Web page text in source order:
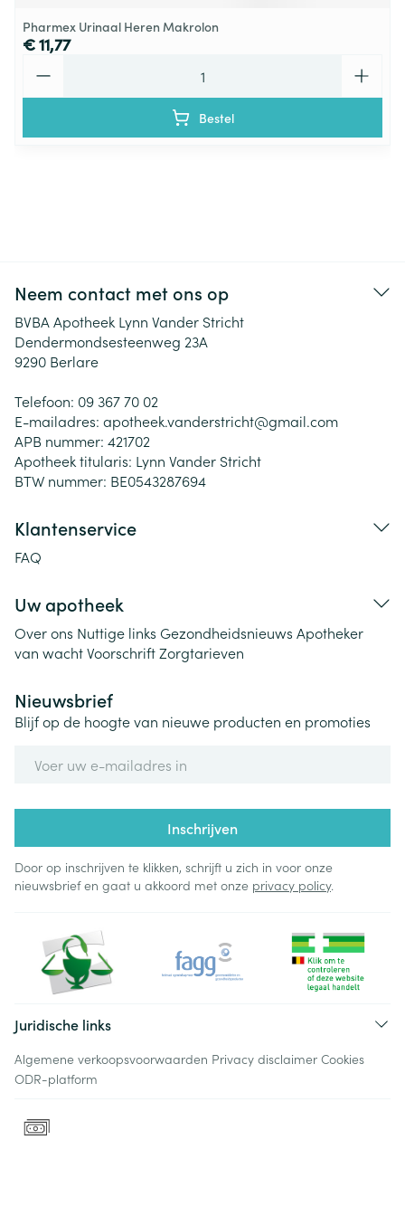
Pharmex Urinaal Heren Makrolon
€ 11,77
Bestel
Neem contact met ons op
BVBA Apotheek Lynn Vander Stricht
Dendermondsesteenweg 23A
9290 Berlare
Telefoon: 09 367 70 02
E-mailadres: apotheek.vanderstricht@gmail.com
APB nummer: 421702
Apotheek titularis: Lynn Vander Stricht
BTW nummer: BE0543287694
Klantenservice
FAQ
Uw apotheek
Over ons Nuttige links Gezondheidsnieuws Apotheker
van wachtVoorschriftZorgtarieven
Nieuwsbrief
Blijf op de hoogte van nieuwe producten en promoties
Inschrijven
Door op inschrijven te klikken, schrijft u zich in voor onze
nieuwsbrief en gaat u akkoord met onze privacy policy.
Juridische links
Algemene verkoopsvoorwaarden Privacy disclaimer Cookies
ODR-platform